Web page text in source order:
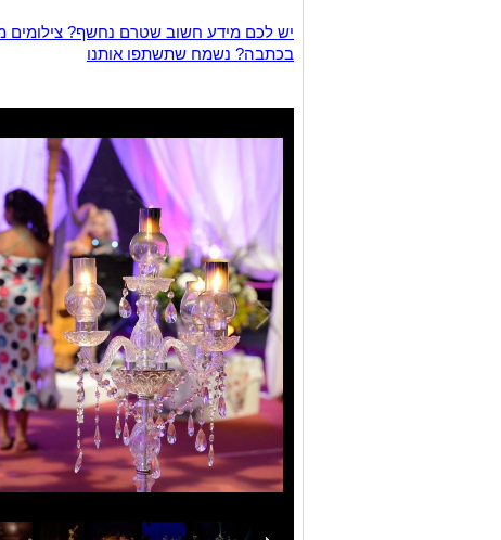
יש לכם מידע חשוב שטרם נחשף? צילומים
בכתבה? נשמח שתשתפו אותנו